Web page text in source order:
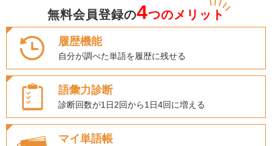
無料会員登録の4つのメリット
履歴機能
自分が調べた単語を履歴に残せる
語彙力診断
診断回数が1日2回から1日4回に増える
マイ単語帳